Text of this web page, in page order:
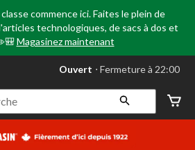
commence ici. Faites le plein de
technologiques, de sacs à dos et
Magasinez maintenant
votre
préféré
Leduc,
AB,
courament
Ouvert ⋅ Fermeture à 22:00